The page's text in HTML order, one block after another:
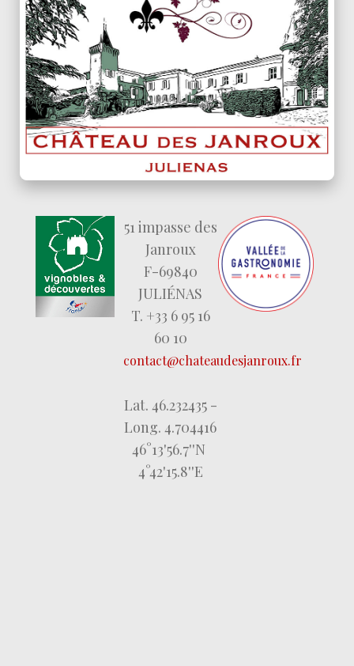
51 impasse des
Janroux
F-69840
JULIÉNAS
T. +33 6 95 16
60 10
contact@chateaudesjanroux.fr
Lat. 46.232435 -
Long. 4.704416
46°13'56.7''N
4°42'15.8''E